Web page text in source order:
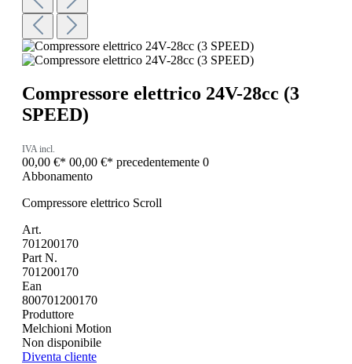
Compressore elettrico 24V-28cc (3
SPEED)
IVA incl.
00,00 €* 00,00 €* precedentemente 0
Abbonamento
Compressore elettrico Scroll
Art.
701200170
Part N.
701200170
Ean
800701200170
Produttore
Melchioni Motion
Non disponibile
Diventa cliente